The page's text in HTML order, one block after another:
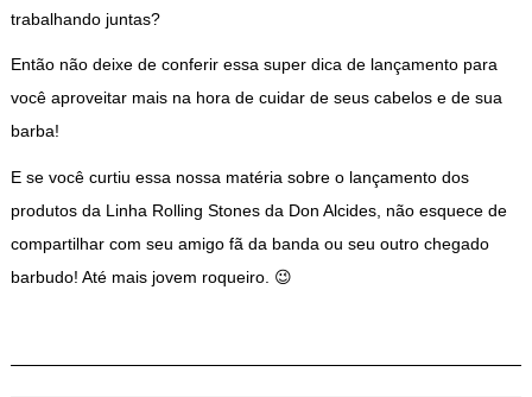
trabalhando juntas?
Então não deixe de conferir essa super dica de lançamento para
você aproveitar mais na hora de cuidar de seus cabelos e de sua
barba!
E se você curtiu essa nossa matéria sobre o lançamento dos
produtos da Linha Rolling Stones da Don Alcides, não esquece de
compartilhar com seu amigo fã da banda ou seu outro chegado
barbudo! Até mais jovem roqueiro. 😉